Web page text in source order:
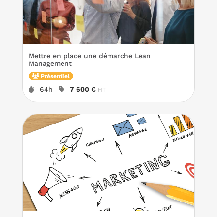
Mettre en place une démarche Lean
Management
Présentiel
Durée :
64h Prix :
7 600 € HT